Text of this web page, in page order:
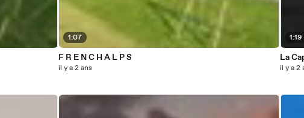
1:07
F R E N C H A L P S
il y a 2 ans
1:19
La
il y a 2